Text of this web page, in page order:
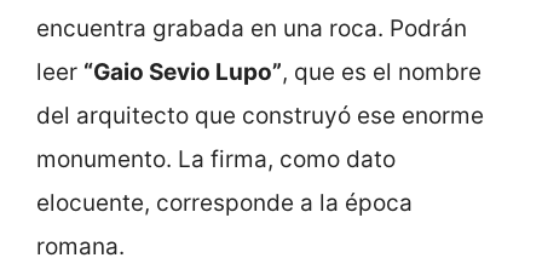
encuentra grabada en una roca. Podrán
leer “Gaio Sevio Lupo”, que es el nombre
del arquitecto que construyó ese enorme
monumento. La firma, como dato
elocuente, corresponde a la época
romana.